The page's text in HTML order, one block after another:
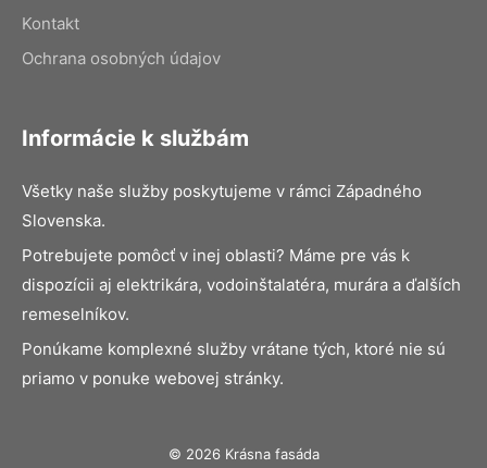
Kontakt
Ochrana osobných údajov
Informácie k službám
Všetky naše služby poskytujeme v rámci Západného
Slovenska.
Potrebujete pomôcť v inej oblasti? Máme pre vás k
dispozícii aj elektrikára, vodoinštalatéra, murára a ďalších
remeselníkov.
Ponúkame komplexné služby vrátane tých, ktoré nie sú
priamo v ponuke webovej stránky.
© 2026 Krásna fasáda